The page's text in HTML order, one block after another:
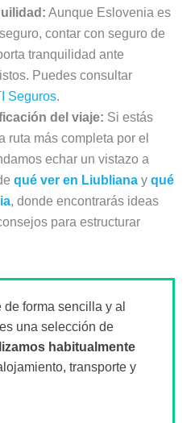
Aunque Eslovenia es
contar con seguro de
tranquilidad ante
Puedes consultar
Seguros.
del viaje: Si estás
ruta más completa por el
echar un vistazo a
qué ver en Liublianay qué
, donde encontrarás ideas
para estructurar
forma sencilla y al
una selección de
habitualmente
transporte y